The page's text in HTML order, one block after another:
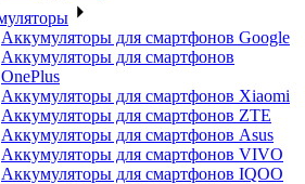
Аккумуляторы для смартфонов Google
Аккумуляторы для смартфонов
OnePlus
Аккумуляторы для смартфонов Xiaomi
Аккумуляторы для смартфонов ZTE
Аккумуляторы для cмартфонов Asus
Аккумуляторы для смартфонов VIVO
Аккумуляторы для смартфонов IQOO